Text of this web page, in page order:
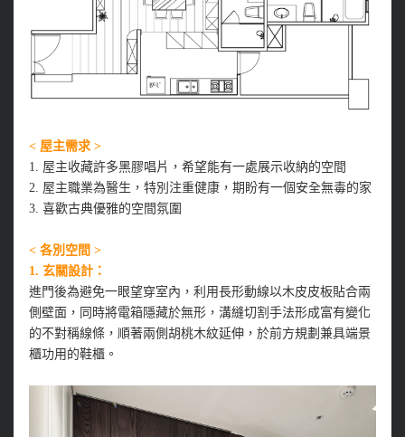
< 屋主需求 >
1. 屋主收藏許多黑膠唱片，希望能有一處展示收納的空間
2. 屋主職業為醫生，特別注重健康，期盼有一個安全無毒的家
3. 喜歡古典優雅的空間氛圍
< 各別空間 >
1. 玄關設計：
進門後為避免一眼望穿室內，利用長形動線以木皮皮板貼合兩
側壁面，同時將電箱隱藏於無形，溝縫切割手法形成富有變化
的不對稱線條，順著兩側胡桃木紋延伸，於前方規劃兼具端景
櫃功用的鞋櫃。